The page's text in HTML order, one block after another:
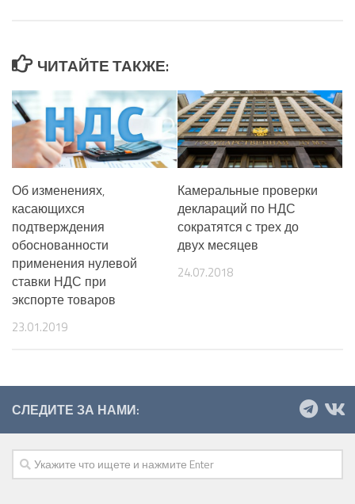
ЧИТАЙТЕ ТАКЖЕ:
Об изменениях,
касающихся
подтверждения
обоснованности
применения нулевой
ставки НДС при
экспорте товаров
23.01.2019
Камеральные проверки
деклараций по НДС
сократятся с трех до
двух месяцев
24.07.2018
СЛЕДИТЕ ЗА НАМИ: